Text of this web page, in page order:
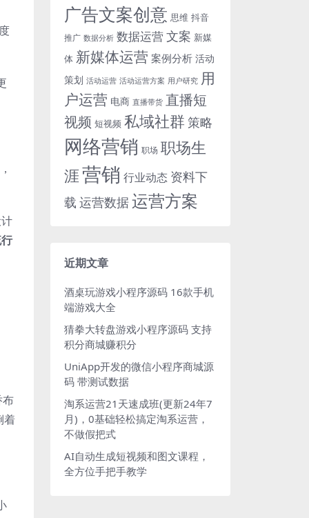
布
着
广告文案创意 思维 抖音
推广 数据分析 数据运营文案 新媒
体 新媒体运营 案例分析 活动
策划 活动运营 活动运营方案 用户研究 用
户运营 电商 直播带货 直播短
视频 短视频 私域社群 策略
网络营销 职场 职场生
涯营销 行业动态 资料下
载 运营数据运营方案
近期文章
酒桌玩游戏小程序源码 16款手机
端游戏大全
猜拳大转盘游戏小程序源码 支持
积分商城赚积分
UniApp开发的微信小程序商城源
码 带测试数据
淘系运营21天速成班(更新24年7
月)，0基础轻松搞定淘系运营，
不做假把式
AI自动生成短视频和图文课程，
全方位手把手教学